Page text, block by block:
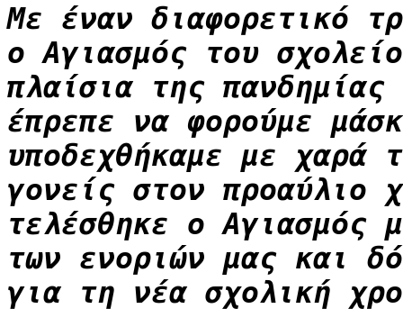
Με έναν διαφορετικό
ο Αγιασμός του
πλαίσια της
έπρεπε να φορούμε
υποδεχθήκαμε με χαρά
γονείς στον προαύλιο
τελέσθηκε ο Αγιασμός
των ενοριών μας και
για τη νέα σχολική